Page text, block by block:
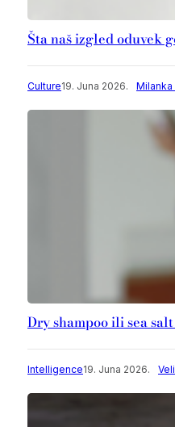
Šta naš izgled oduvek
Culture19. Juna 2026. Milanka
Dry shampoo ili sea
Intelligence19. Juna 2026.